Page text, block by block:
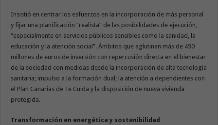
Insistió en centrar los esfuerzos en la incorporación de más personal
y fijar una planificación “realista” de las posibilidades de ejecución,
“especialmente en servicios públicos sensibles como la sanidad, la
educación y la atención social”. Ámbitos que aglutinan más de 490
millones de euros de inversión con repercusión directa en el bienestar
de la sociedad con medidas desde la incorporación de alta tecnología
sanitaria; impulso a la formación dual; la atención a dependientes con
el Plan Canarias de Te Cuida y la disposición de nueva vivienda
protegida.
Transformación en energética y sostenibilidad